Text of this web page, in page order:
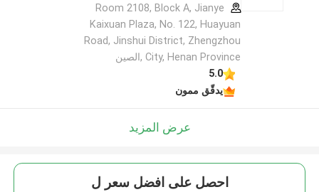
Room 2108, Block A, Jianye
Kaixuan Plaza, No. 122, Huayuan
Road, Jinshui District, Zhengzhou
City, Henan Province ,الصين
5.0
يدقّق ممون
عرض المزيد
احصل على افضل سعر ل